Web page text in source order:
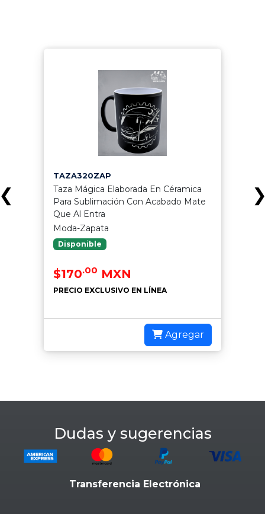
TAZA320ZAP
Taza Mágica Elaborada En Céramica
Para Sublimación Con Acabado Mate
Que Al Entra
Moda-Zapata
Disponible
$170.00 MXN
PRECIO EXCLUSIVO EN LÍNEA
Agregar
Dudas y sugerencias
Transferencia Electrónica